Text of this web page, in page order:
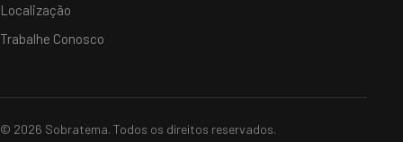
Localização
Trabalhe Conosco
© 2026 Sobratema. Todos os direitos reservados.